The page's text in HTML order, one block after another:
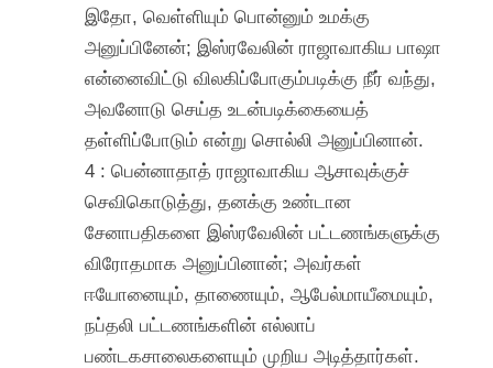
இதோ, வெள்ளியும் பொன்னும் உமக்கு
அனுப்பினேன்; இஸ்ரவேலின் ராஜாவாகிய பாஷா
என்னைவிட்டு விலகிப்போகும்படிக்கு நீர் வந்து,
அவனோடு செய்த உடன்படிக்கையைத்
தள்ளிப்போடும் என்று சொல்லி அனுப்பினான்.
4 : பென்னாதாத் ராஜாவாகிய ஆசாவுக்குச்
செவிகொடுத்து, தனக்கு உண்டான
சேனாபதிகளை இஸ்ரவேலின் பட்டணங்களுக்கு
விரோதமாக அனுப்பினான்; அவர்கள்
ஈயோனையும், தாணையும், ஆபேல்மாயீமையும்,
நப்தலி பட்டணங்களின் எல்லாப்
பண்டகசாலைகளையும் முறிய அடித்தார்கள்.